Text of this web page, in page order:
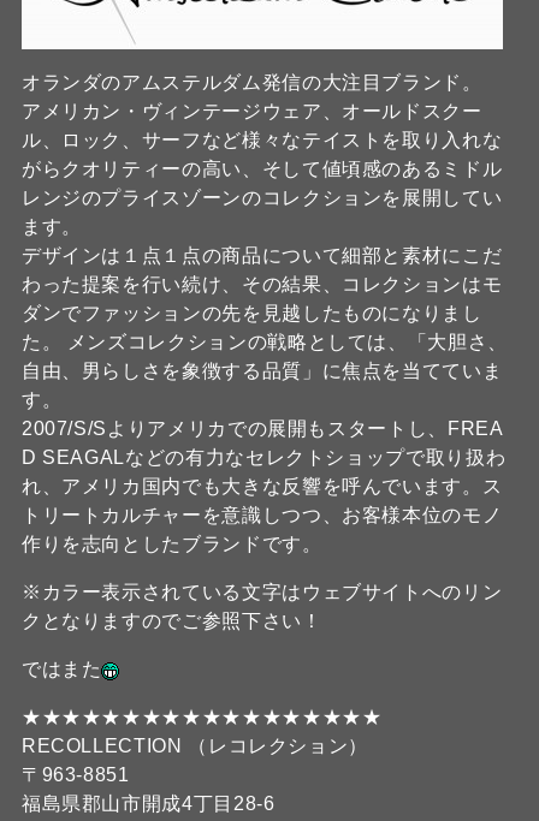
オランダのアムステルダム発信の大注目ブランド。
アメリカン・ヴィンテージウェア、オールドスクー
ル、ロック、サーフなど様々なテイストを取り入れな
がらクオリティーの高い、そして値頃感のあるミドル
レンジのプライスゾーンのコレクションを展開してい
ます。
デザインは１点１点の商品について細部と素材にこだ
わった提案を行い続け、その結果、コレクションはモ
ダンでファッションの先を見越したものになりまし
た。 メンズコレクションの戦略としては、「大胆さ、
自由、男らしさを象徴する品質」に焦点を当てていま
す。
2007/S/Sよりアメリカでの展開もスタートし、FREA
D SEAGALなどの有力なセレクトショップで取り扱わ
れ、アメリカ国内でも大きな反響を呼んでいます。ス
トリートカルチャーを意識しつつ、お客様本位のモノ
作りを志向としたブランドです。
※カラー表示されている文字はウェブサイトへのリン
クとなりますのでご参照下さい！
ではまた
★★★★★★★★★★★★★★★★★★
RECOLLECTION （レコレクション）
〒963-8851
福島県郡山市開成4丁目28-6